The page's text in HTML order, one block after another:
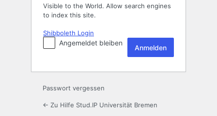
Visible to the World. Allow search engines
to index this site.
Shibboleth Login
Angemeldet bleiben
Passwort vergessen
← Zu Hilfe Stud.IP Universität Bremen